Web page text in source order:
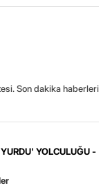
Son dakika haberleri
YOLCULUĞU -